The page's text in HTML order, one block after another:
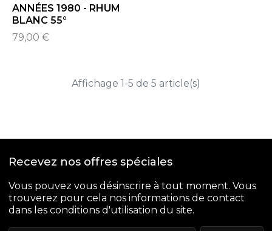
ANNÉES 1980 - RHUM
BLANC 55°
79,00 €
Affichage 1-5 de 5 article(s)
Recevez nos offres spéciales
Vous pouvez vous désinscrire à tout moment. Vous
trouverez pour cela nos informations de contact
dans les conditions d'utilisation du site.